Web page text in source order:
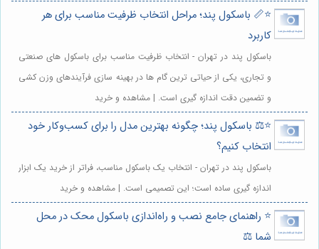
⭐️📏 باسکول پند؛ مراحل انتخاب ظرفیت مناسب برای هر
کاربرد
باسکول پند در تهران - انتخاب ظرفیت مناسب برای باسکول های صنعتی
و تجاری، یکی از حیاتی ترین گام ها در بهینه سازی فرآیندهای وزن کشی
و تضمین دقت اندازه گیری است. | مشاهده و خرید
⭐️⚖️ باسکول پند؛ چگونه بهترین مدل را برای کسب‌وکار خود
انتخاب کنیم؟
باسکول پند در تهران - انتخاب یک باسکول مناسب، فراتر از خرید یک ابزار
اندازه گیری ساده است؛ این تصمیمی است. | مشاهده و خرید
⭐️ راهنمای جامع نصب و راه‌اندازی باسکول محک در محل
شما ⚖️